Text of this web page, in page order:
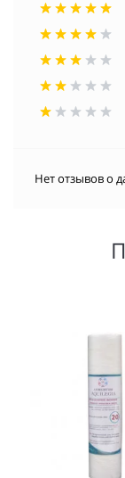
Нет отзывов о